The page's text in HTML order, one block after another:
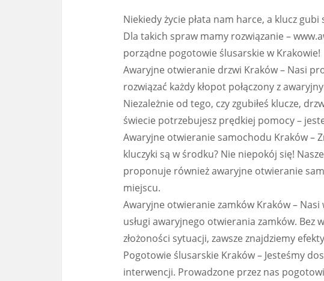
Niekiedy życie płata nam harce, a klucz
Dla takich spraw mamy rozwiązanie –
porządne pogotowie ślusarskie w Krakowie!
Awaryjne otwieranie drzwi Kraków – Nasi
rozwiązać każdy kłopot połączony z
Niezależnie od tego, czy zgubiłeś klucze,
świecie potrzebujesz prędkiej pomocy –
Awaryjne otwieranie samochodu Kraków –
kluczyki są w środku? Nie niepokój się!
proponuje również awaryjne otwieranie
miejscu.
Awaryjne otwieranie zamków Kraków –
usługi awaryjnego otwierania zamków. Bez
złożoności sytuacji, zawsze znajdziemy
Pogotowie ślusarskie Kraków – Jesteśmy
interwencji. Prowadzone przez nas